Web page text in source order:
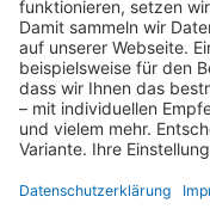
Ratgeber
Unser Angebot richtet